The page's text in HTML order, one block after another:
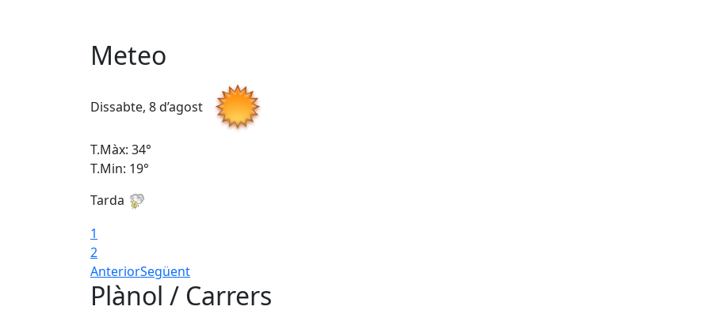
Meteo
Dissabte, 8 d’agost
T.Màx: 34°
T.Min: 19°
Tarda
1
2
AnteriorSegüent
Plànol / Carrers